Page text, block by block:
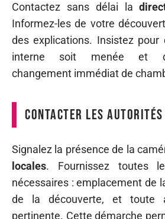
Contactez sans délai la
Informez-les de votre
des explications. Insistez pour
interne soit menée et
changement immédiat de
Contacter les autorités
Signalez la présence de la
locales. Fournissez toutes
nécessaires : emplacement de
de la découverte, et toute
pertinente. Cette démarche